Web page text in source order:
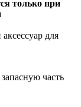
только при
для
часть